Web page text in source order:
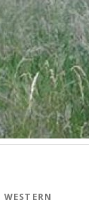
WESTERN